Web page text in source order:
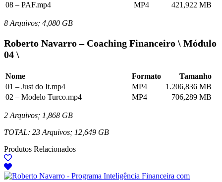
08 – PAF.mp4
MP4 421,922 MB
8 Arquivos; 4,080 GB
Roberto Navarro – Coaching Financeiro \ Módulo
04 \
Nome Formato
Tamanho
01 – Just do It.mp4
MP4
1.206,836 MB
02 – Modelo Turco.mp4
MP4 706,289 MB
2 Arquivos; 1,868 GB
TOTAL: 23 Arquivos; 12,649 GB
Produtos Relacionados